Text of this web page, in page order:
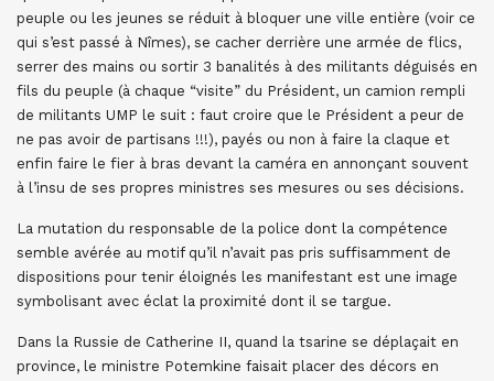
peuple ou les jeunes se réduit à bloquer une ville entière (voir ce
qui s’est passé à Nîmes), se cacher derrière une armée de flics,
serrer des mains ou sortir 3 banalités à des militants déguisés en
fils du peuple (à chaque “visite” du Président, un camion rempli
de militants UMP le suit : faut croire que le Président a peur de
ne pas avoir de partisans !!!), payés ou non à faire la claque et
enfin faire le fier à bras devant la caméra en annonçant souvent
à l’insu de ses propres ministres ses mesures ou ses décisions.
La mutation du responsable de la police dont la compétence
semble avérée au motif qu’il n’avait pas pris suffisamment de
dispositions pour tenir éloignés les manifestant est une image
symbolisant avec éclat la proximité dont il se targue.
Dans la Russie de Catherine II, quand la tsarine se déplaçait en
province, le ministre Potemkine faisait placer des décors en